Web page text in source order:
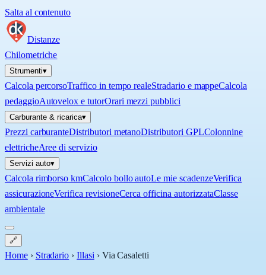
Salta al contenuto
Distanze
Chilometriche
Strumenti▾
Calcola percorsoTraffico in tempo realeStradario e mappeCalcola
pedaggioAutovelox e tutorOrari mezzi pubblici
Carburante & ricarica▾
Prezzi carburanteDistributori metanoDistributori GPLColonnine
elettricheAree di servizio
Servizi auto▾
Calcola rimborso kmCalcolo bollo autoLe mie scadenzeVerifica
assicurazioneVerifica revisioneCerca officina autorizzataClasse
ambientale
🔗
Home › Stradario › Illasi › Via Casaletti